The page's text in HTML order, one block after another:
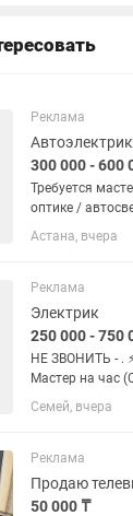
Реклама
Автоэлектрик
300 000 - 600
Требуется
оптике / автосвету. ТОЛЬКО С
РАБОТЫ В АВТОСВЕТЕ. Чем
наша
ксеноновых и
Астана, вчера
Реклама
Электрик
250 000 - 750
НЕ ЗВОНИТЬ - .
Мастер на час
для
(строго по...
Семей, вчера
Реклама
Продаю
50 000 ₸